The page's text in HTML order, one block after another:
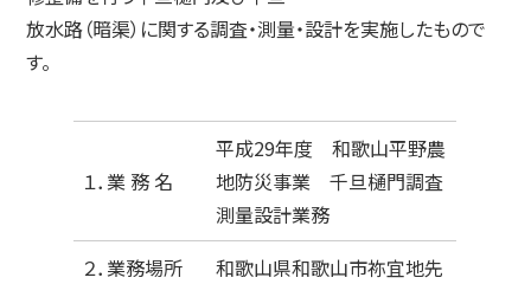
放水路（暗渠）に関する調査・測量・設計を実施したもので
す。
１．業 務 名
平成29年度 和歌山平野農
地防災事業 千旦樋門調査
測量設計業務
２．業務場所
和歌山県和歌山市祢宜地先